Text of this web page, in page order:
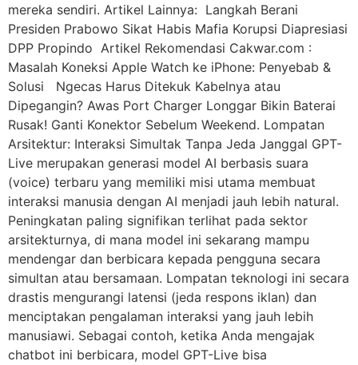
mereka sendiri. Artikel Lainnya: Langkah Berani
Presiden Prabowo Sikat Habis Mafia Korupsi Diapresiasi
DPP Propindo Artikel Rekomendasi Cakwar.com :
Masalah Koneksi Apple Watch ke iPhone: Penyebab &
Solusi Ngecas Harus Ditekuk Kabelnya atau
Dipegangin? Awas Port Charger Longgar Bikin Baterai
Rusak! Ganti Konektor Sebelum Weekend. Lompatan
Arsitektur: Interaksi Simultak Tanpa Jeda Janggal GPT-
Live merupakan generasi model AI berbasis suara
(voice) terbaru yang memiliki misi utama membuat
interaksi manusia dengan AI menjadi jauh lebih natural.
Peningkatan paling signifikan terlihat pada sektor
arsitekturnya, di mana model ini sekarang mampu
mendengar dan berbicara kepada pengguna secara
simultan atau bersamaan. Lompatan teknologi ini secara
drastis mengurangi latensi (jeda respons iklan) dan
menciptakan pengalaman interaksi yang jauh lebih
manusiawi. Sebagai contoh, ketika Anda mengajak
chatbot ini berbicara, model GPT-Live bisa